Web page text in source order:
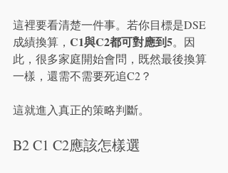
這裡要看清楚一件事。若你目標是DSE
成績換算， C1與C2都可對應到5。因
此，很多家庭開始會問，既然最後換算
一樣，還需不需要死追C2？
這就進入真正的策略判斷。
B2 C1 C2應該怎樣選